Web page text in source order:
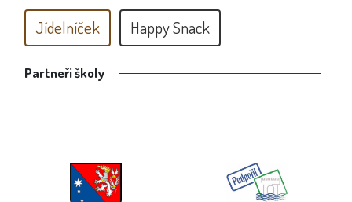
Jídelníček Happy Snack
Partneři školy